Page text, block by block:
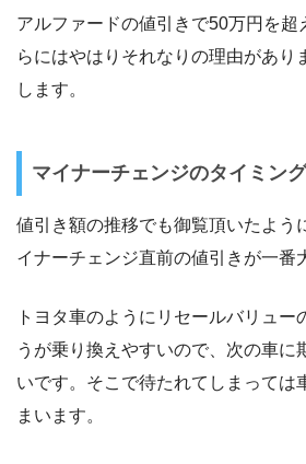
アルファードの値引きで50万円を超
らにはやはりそれなりの理由があり
します。
マイナーチェンジのタイミング
値引き額の推移でも御覧頂いたよう
イナーチェンジ直前の値引きが一番
トヨタ車のようにリセールバリュー
うが乗り換えやすいので、次の車に
いです。そこで待たれてしまっては
まいます。